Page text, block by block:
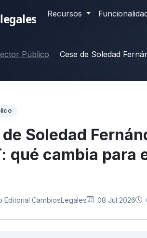
Recursos
Público Cese de Soledad
de Soledad
qué cambia para
Editorial CambiosLegales 08 Jul 2026